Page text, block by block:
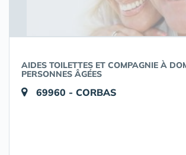
AIDES TOILETTES ET COMPAGNIE À
PERSONNES ÂGÉES
69960 - CORBAS